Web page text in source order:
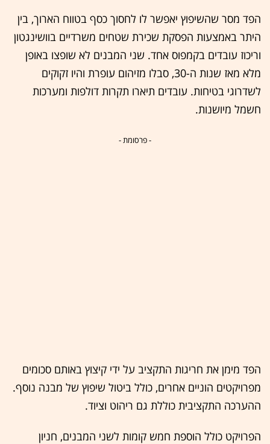
הפד מסר שהשיפוץ יאפשר לו לחסוך כסף בטווח הארוך, בין
היתר באמצעות הפסקת שכירת שטחים משרדיים בוושינגטון
וריכוז עובדים בקמפוס אחד. שני המבנים לא שופצו באופן
מלא מאז שנות ה-30, סבלו מזיהום עופרת והיו זקוקים
לשדרוגי בטיחות. עובדים תיארו תקרות דולפות ומערכות
חשמל מיושנות.
- פרסומת -
הפד מימן את חריגות התקציב על ידי קיצוץ באותם סכומים
מפרויקטים הוניים אחרים, כולל ביטול שיפוץ של מבנה נוסף.
ההערכה התקציבית כוללת גם ריהוט וציוד.
הפרויקט כולל הוספת חמש קומות לשני המבנים, חניון